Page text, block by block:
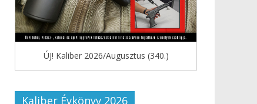
ÚJ! Kaliber 2026/Augusztus (340.)
Kaliber Évkönyv 2026